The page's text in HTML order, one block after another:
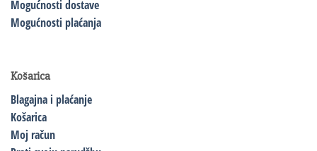
Mogućnosti dostave
Mogućnosti plaćanja
Košarica
Blagajna i plaćanje
Košarica
Moj račun